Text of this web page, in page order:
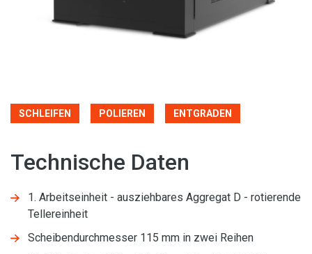
SCHLEIFEN POLIEREN ENTGRADEN
Technische Daten
1. Arbeitseinheit - ausziehbares Aggregat D - rotierende
Tellereinheit
Scheibendurchmesser 115 mm in zwei Reihen